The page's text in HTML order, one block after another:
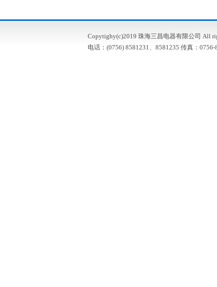
Copytighy(c)2019 珠海三昌电器有限公司 All
电话：(0756) 8581231、8581235 传真：